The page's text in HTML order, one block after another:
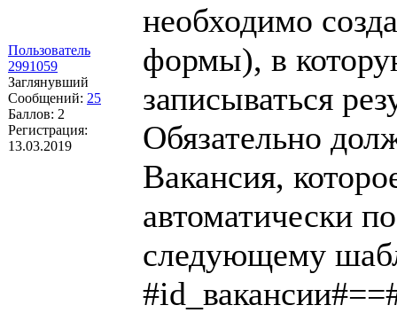
Пользователь
2991059
Заглянувший
Сообщений: 25
Баллов: 2
Регистрация:
13.03.2019
необходимо
формы), в
записываться
Обязательно
Вакансия,
автоматически по
следующему